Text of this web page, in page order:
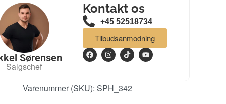
Kontakt os
+45 52518734
Tilbudsanmodning
Sørensen
Salgschef
Varenummer (SKU): SPH_342